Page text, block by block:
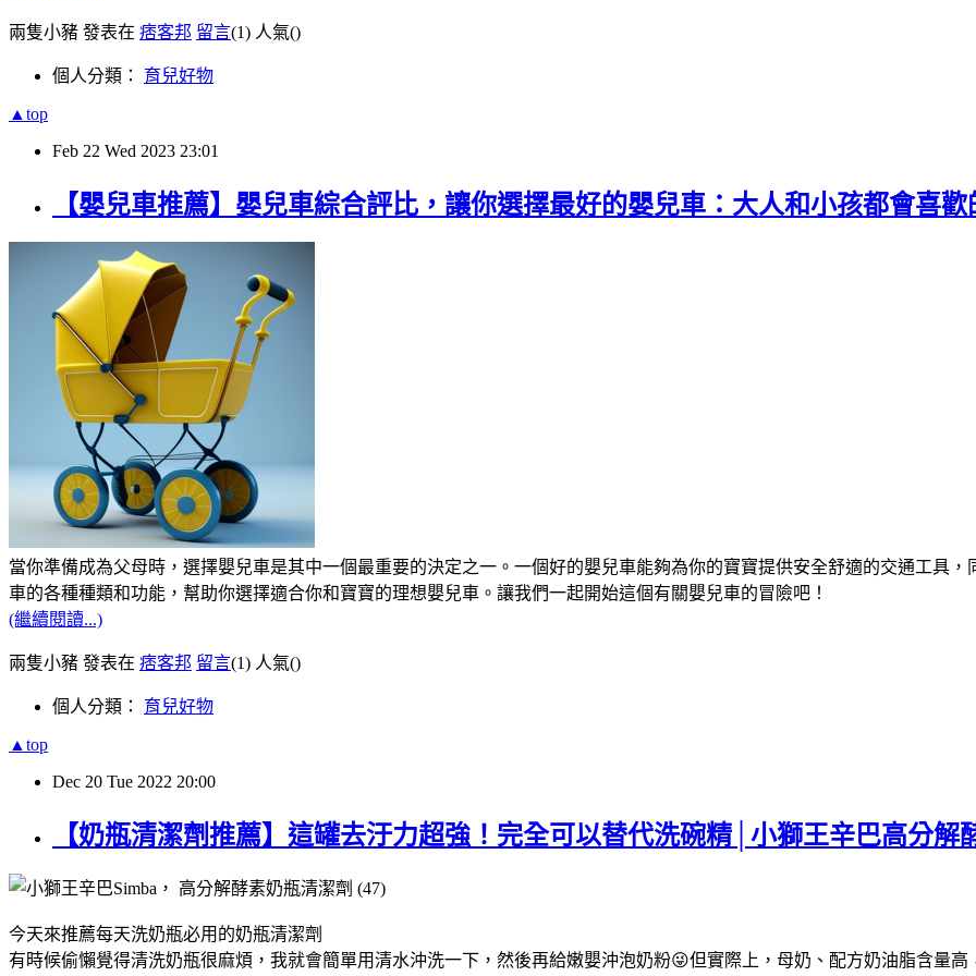
兩隻小豬 發表在 痞客邦 留言(1) 人氣()
個人分類： 育兒好物
▲top
Feb 22 Wed 2023 23:01
【嬰兒車推薦】嬰兒車綜合評比，讓你選擇最好的嬰兒車：大人和小孩都會喜歡
當你準備成為父母時，選擇嬰兒車是其中一個最重要的決定之一。一個好的嬰兒車能夠為你的寶寶提供安全舒適的交通工具 ，
車的各種種類和功能 ， 幫助你選擇適合你和寶寶的理想嬰兒車。讓我們一起開始這個有關嬰兒車的冒險吧！
(繼續閱讀...)
兩隻小豬 發表在 痞客邦 留言(1) 人氣()
個人分類： 育兒好物
▲top
Dec 20 Tue 2022 20:00
【奶瓶清潔劑推薦】這罐去汙力超強！完全可以替代洗碗精│小獅王辛巴高分解
今天來推薦每天洗奶瓶必用的奶瓶清潔劑
有時候偷懶覺得清洗奶瓶很麻煩，我就會簡單用清水沖洗一下，然後再給嫩嬰沖泡奶粉😜但實際上，母奶、配方奶油脂含量